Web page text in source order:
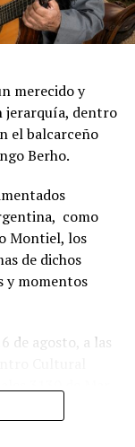
merecido y
jerarquía, dentro
el balcarceño
Berho.
como
Montiel, los
de dichos
y momentos
de agosto, a las
3130 de Mar